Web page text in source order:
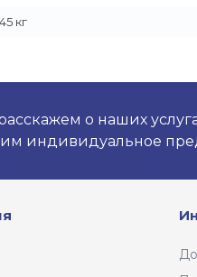
45 кг
о наших
индивидуальное